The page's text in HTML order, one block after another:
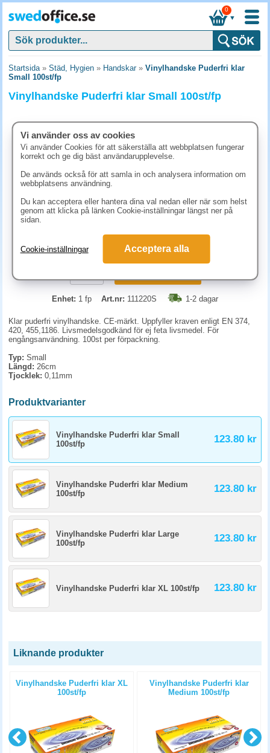
▼
0
Startsida» Städ, Hygien » Handskar» Vinylhandske Puderfri klar
Small 100st/fp
Vinylhandske Puderfri klar Small 100st/fp
123.80 kr (inkl. moms)
Enhet: 1 fp Art.nr: 111220S 1-2 dagar
Klar puderfri vinylhandske. CE-märkt. Uppfyller kraven enligt EN 374,
420, 455,1186. Livsmedelsgodkänd för ej feta livsmedel. För
engångsanvändning. 100st per förpackning.
Typ: Small
Längd: 26cm
Tjocklek: 0,11mm
Produktvarianter
Vinylhandske Puderfri klar Small
100st/fp
123.80 kr
Vinylhandske Puderfri klar Medium
100st/fp
123.80 kr
Vinylhandske Puderfri klar Large
100st/fp
123.80 kr
Vinylhandske Puderfri klar XL 100st/fp 123.80 kr
Liknande produkter
Vinylhandske Puderfri klar XL
100st/fp
Vinylhandske Puderfri klar
Medium 100st/fp
Vi använder oss av cookies
Vi använder Cookies för att säkerställa att webbplatsen fungerar
korrekt och ge dig bäst användarupplevelse.
De används också för att samla in och analysera information om
webbplatsens användning.
Du kan acceptera eller hantera dina val nedan eller när som helst
genom att klicka på länken Cookie-inställningar längst ner på
sidan.
Cookie-inställningar Acceptera alla